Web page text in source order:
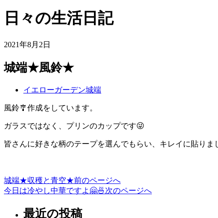
日々の生活日記
2021年8月2日
城端★風鈴★
イエローガーデン城端
風鈴🎐作成をしています。
ガラスではなく、プリンのカップです😜
皆さんに好きな柄のテープを選んでもらい、キレイに貼りま
投
稿
城端★収穫と青空★前のページへ
今日は冷やし中華ですよ🤗🍜 次のページへ
最近の投稿